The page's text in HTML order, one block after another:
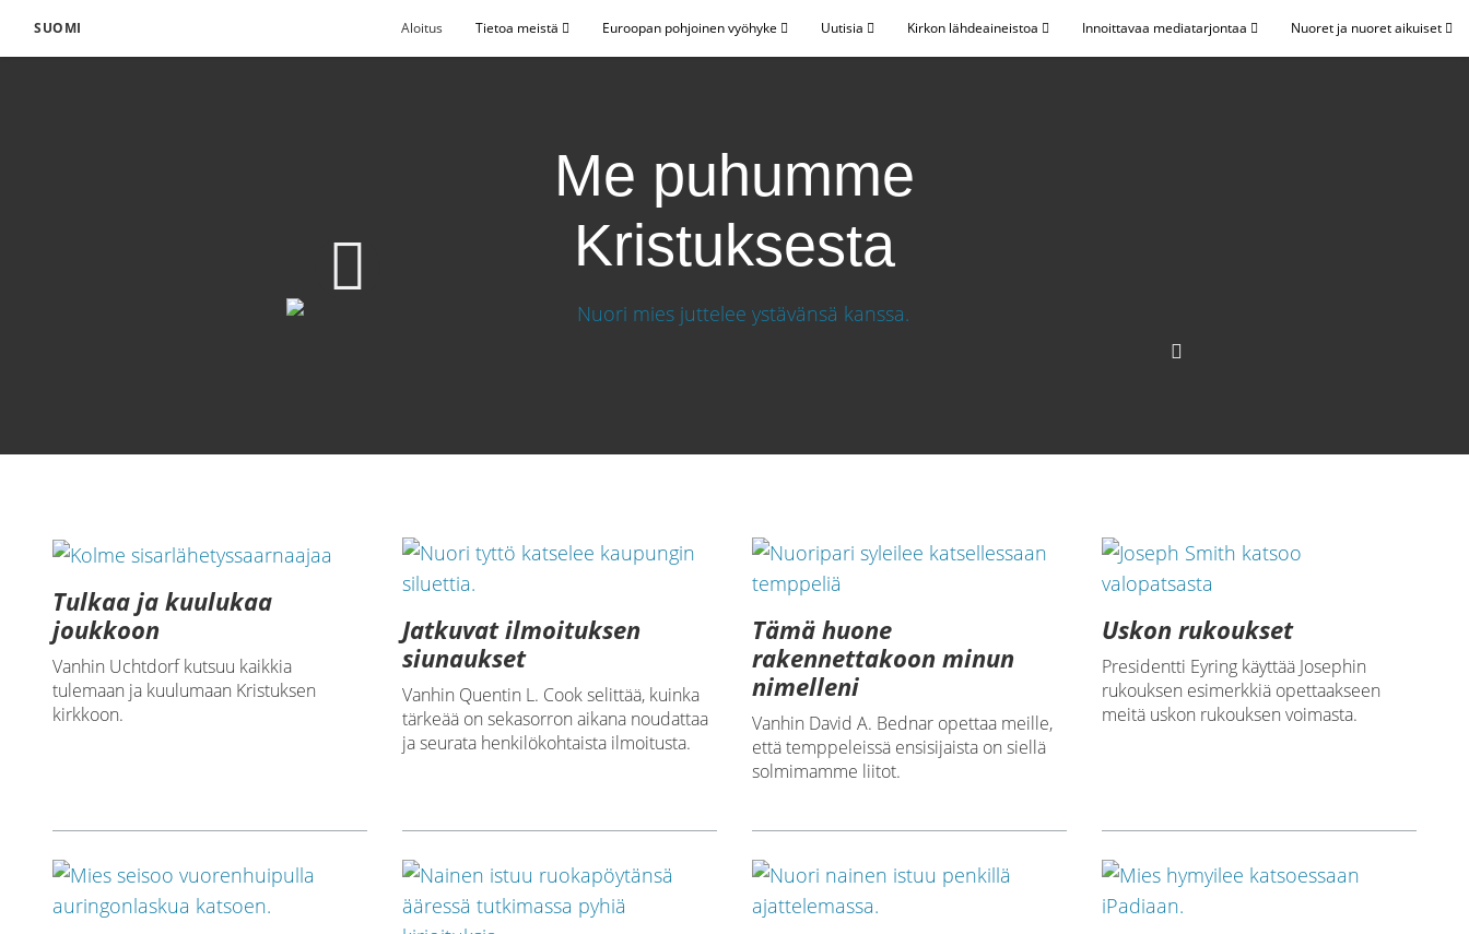
SUOMI Aloitus Tietoa meistä Euroopan pohjoinen vyöhyke Uutisia Kirkon lähdeaineistoa Innoittavaa mediatarjontaa Nuoret ja nuoret aikuiset
Me puhumme
Kristuksesta
Tulkaa ja kuulukaa
joukkoon
Vanhin Uchtdorf kutsuu kaikkia
tulemaan ja kuulumaan Kristuksen
kirkkoon.
Jatkuvat ilmoituksen
siunaukset
Vanhin Quentin L. Cook selittää, kuinka
tärkeää on sekasorron aikana noudattaa
ja seurata henkilökohtaista ilmoitusta.
Tämä huone
rakennettakoon minun
nimelleni
Vanhin David A. Bednar opettaa meille,
että temppeleissä ensisijaista on siellä
solmimamme liitot.
Uskon rukoukset
Presidentti Eyring käyttää Josephin
rukouksen esimerkkiä opettaakseen
meitä uskon rukouksen voimasta.